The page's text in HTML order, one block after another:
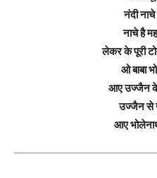
नंदी
नाचे है
लेकर के पूरी
ओ बाबा
आए उज्जैन के
उज्जैन से
आए